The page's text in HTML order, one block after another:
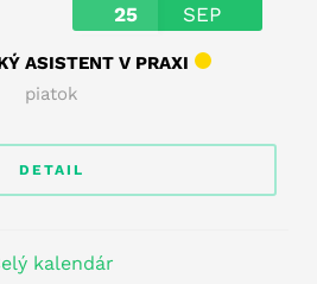
25 SEP
ASISTENT V PRAXI
piatok
DETAIL
kalendár